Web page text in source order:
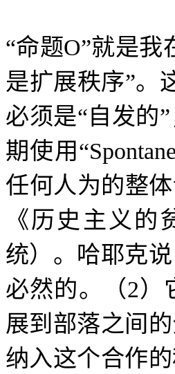
“命题O”就是我
是扩展秩序”。
必须是“自发的”
期使用
任何人为的整
《历史主义
统）。哈耶克
必然的。（2）
展到部落之间
纳入这个合作